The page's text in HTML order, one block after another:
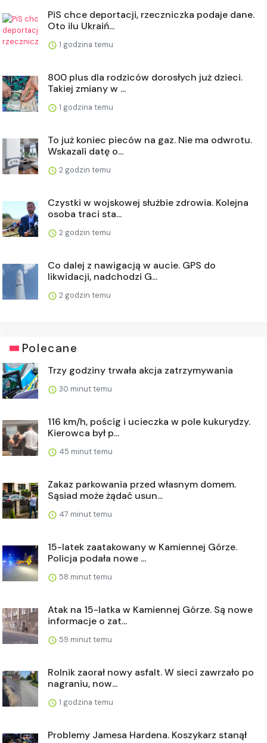
PiS chce deportacji, rzeczniczka podaje dane.
Oto ilu Ukraiń...
1 godzina temu
800 plus dla rodziców dorosłych już dzieci.
Takiej zmiany w ...
1 godzina temu
To już koniec pieców na gaz. Nie ma odwrotu.
Wskazali datę o...
2 godzin temu
Czystki w wojskowej służbie zdrowia. Kolejna
osoba traci sta...
2 godzin temu
Co dalej z nawigacją w aucie. GPS do
likwidacji, nadchodzi G...
2 godzin temu
Polecane
Trzy godziny trwała akcja zatrzymywania
30 minut temu
116 km/h, pościg i ucieczka w pole kukurydzy.
Kierowca był p...
45 minut temu
Zakaz parkowania przed własnym domem.
Sąsiad może żądać usun...
47 minut temu
15-latek zaatakowany w Kamiennej Górze.
Policja podała nowe ...
58 minut temu
Atak na 15-latka w Kamiennej Górze. Są nowe
informacje o zat...
59 minut temu
Rolnik zaorał nowy asfalt. W sieci zawrzało po
nagraniu, now...
1 godzina temu
Problemy Jamesa Hardena. Koszykarz stanął